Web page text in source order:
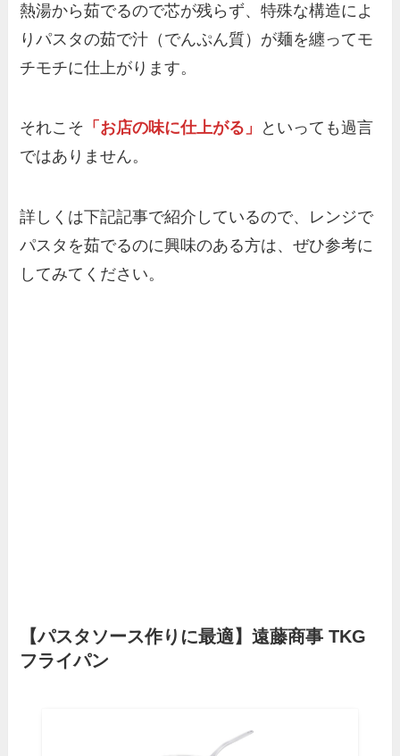
熱湯から茹でるので芯が残らず、特殊な構造によ
りパスタの茹で汁（でんぷん質）が麺を纏ってモ
チモチに仕上がります。
それこそ 「お店の味に仕上がる」
といっても過言
ではありません。
詳しくは下記記事で紹介しているので、レンジで
パスタを茹でるのに興味のある方は、ぜひ参考に
してみてください。
【パスタソース作りに最適】遠藤商事 TKG
フライパン